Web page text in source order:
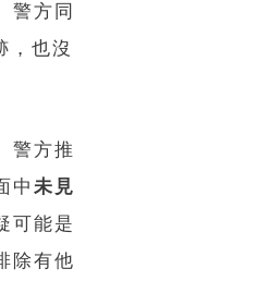
警方同
，也沒
警方推
中未見
可能是
除有他